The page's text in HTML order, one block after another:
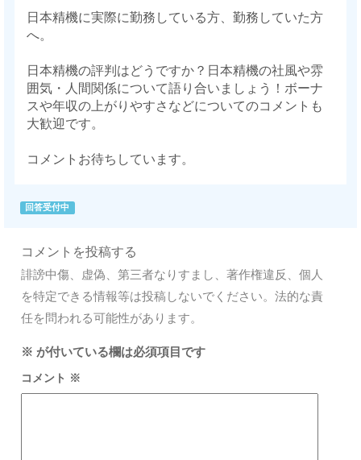
日本精機に実際に勤務している方、勤務していた方
へ。
日本精機の評判はどうですか？日本精機の社風や雰
囲気・人間関係について語り合いましょう！ボーナ
スや年収の上がりやすさなどについてのコメントも
大歓迎です。
コメントお待ちしています。
回答受付中
コメントを投稿する
誹謗中傷、虚偽、第三者なりすまし、著作権違反、個人
を特定できる情報等は投稿しないでください。法的な責
任を問われる可能性があります。
※ が付いている欄は必須項目です
コメント ※